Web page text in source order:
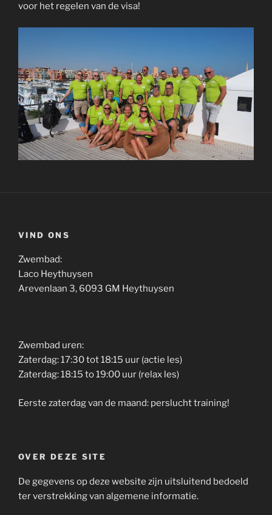
voor het regelen van de visa!
VIND ONS
Zwembad:
Laco Heythuysen
Arevenlaan 3, 6093 GM Heythuysen
Zwembad uren:
Zaterdag: 17:30 tot 18:15 uur (actie les)
Zaterdag: 18:15 to 19:00 uur (relax les)
Eerste zaterdag van de maand: perslucht training!
OVER DEZE SITE
De gegevens op deze website zijn uitsluitend bedoeld
ter verstrekking van algemene informatie.